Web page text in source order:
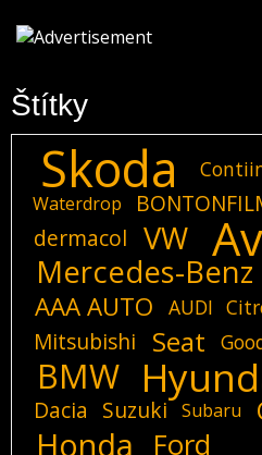
Štítky
Skoda
Waterdrop
dermacol
VW
Mercedes-Benz
AAA AUTO
AUDI
Mitsubishi Seat
BMW
Dacia Suzuki Subaru
Honda Ford